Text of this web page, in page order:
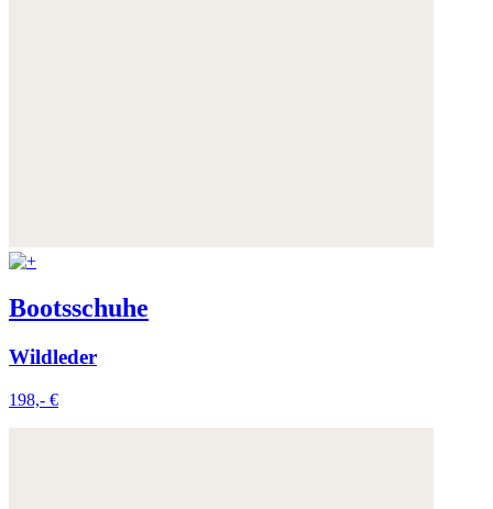
Bootsschuhe
Wildleder
198,- €